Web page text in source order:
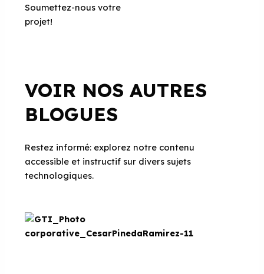
Soumettez-nous votre
projet!
VOIR NOS AUTRES
BLOGUES
Restez informé: explorez notre contenu
accessible et instructif sur divers sujets
technologiques.